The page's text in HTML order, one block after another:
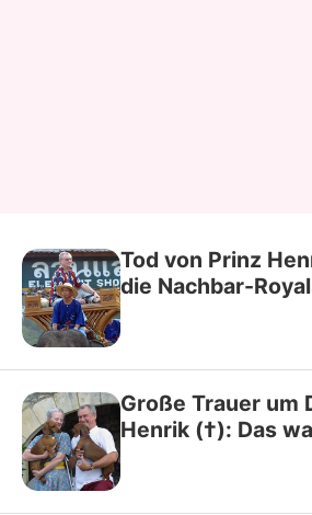
Tod von Prinz
die Nachbar-
Große Trauer um
Henrik (†): Das